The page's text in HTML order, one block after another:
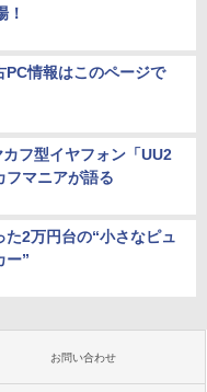
！
情報はこのページで
フ型イヤフォン「UU2
フマニアが語る
2万円台の“小さなピュ
ー”
お問い合わせ